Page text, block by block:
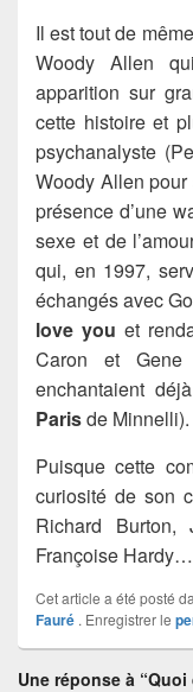
Il est tout de
Woody Allen
apparition sur
cette histoire et
psychanalyste
Woody Allen
présence d’une
sexe et de
qui, en 1997,
échangés avec
love you et
Caron et
enchantaient
Parisde Minnelli).
Puisque cette
curiosité de son
Richard Burton,
Françoise Hardy…
Cet article a été posté
Fauré . Enregistrer le
Une réponse à